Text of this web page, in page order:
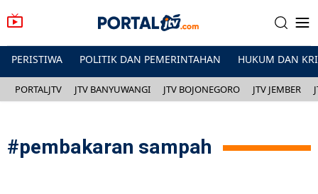
PERISTIWA POLITIK DAN PEMERINTAHAN HUKUM DAN
PORTALJTV JTV BANYUWANGI JTV BOJONEGORO JTV JEMBER
#pembakaran sampah